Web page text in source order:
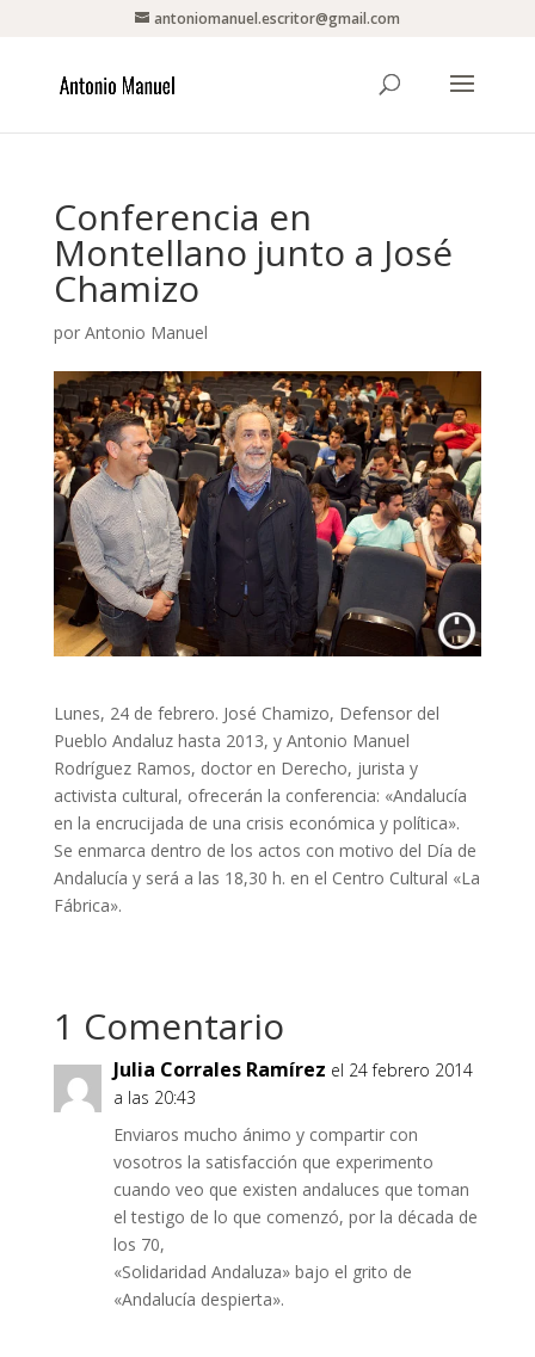
antoniomanuel.escritor@gmail.com
Conferencia en
Montellano junto a José
Chamizo
por Antonio Manuel
Lunes, 24 de febrero. José Chamizo, Defensor del
Pueblo Andaluz hasta 2013, y Antonio Manuel
Rodríguez Ramos, doctor en Derecho, jurista y
activista cultural, ofrecerán la conferencia: «Andalucía
en la encrucijada de una crisis económica y política».
Se enmarca dentro de los actos con motivo del Día de
Andalucía y será a las 18,30 h. en el Centro Cultural «La
Fábrica».
1 Comentario
Julia Corrales Ramírez el 24 febrero 2014
a las 20:43
Enviaros mucho ánimo y compartir con
vosotros la satisfacción que experimento
cuando veo que existen andaluces que toman
el testigo de lo que comenzó, por la década de
los 70,
«Solidaridad Andaluza» bajo el grito de
«Andalucía despierta».